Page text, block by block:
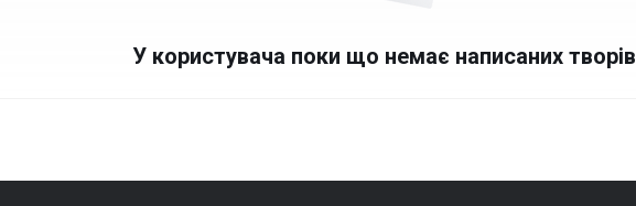
У користувача поки що немає написаних творів